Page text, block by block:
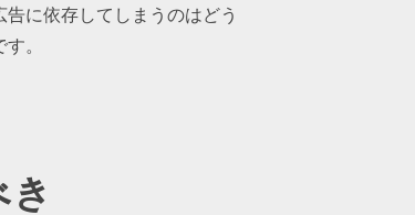
に依存してしまうのはどう
。